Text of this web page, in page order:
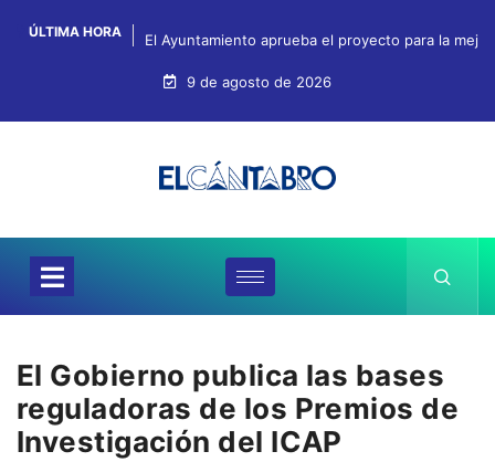
ÚLTIMA HORA El Ayuntamiento aprueba el proyecto para la
9 de agosto de 2026
El Gobierno publica las bases
reguladoras de los Premios de
Investigación del ICAP